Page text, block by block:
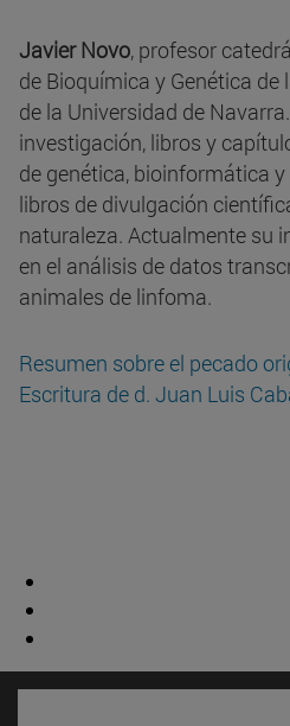
Javier Novo, profesor
de Bioquímica y Genética de
de la Universidad de
investigación, libros y
de genética, bioinformática
libros de divulgación
naturaleza. Actualmente su
en el análisis de datos
animales de linfoma.
Resumen sobre el pecado
Escritura de d. Juan Luis